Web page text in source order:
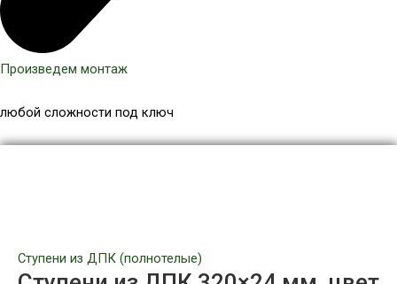
Произведем монтаж
любой сложности под ключ
Ступени из ДПК (полнотелые)
320×24
мм,